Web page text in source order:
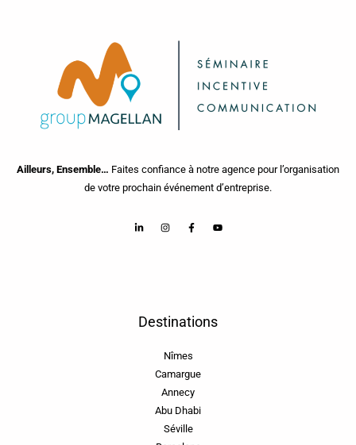
Ailleurs, Ensemble… Faites confiance à notre agence pour l’organisation
de votre prochain événement d’entreprise.
Destinations
Nîmes
Camargue
Annecy
Abu Dhabi
Séville